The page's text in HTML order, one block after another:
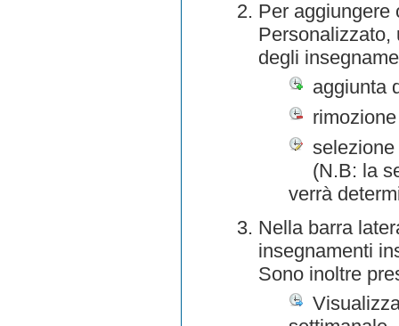
Per aggiungere
Personalizzato,
degli
aggiunta
(N.B: la
verrà
Nella barra
insegnamenti
Sono inoltre